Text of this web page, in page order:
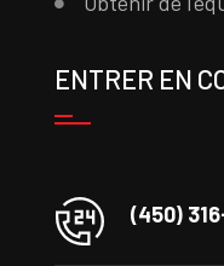
ENTRER EN
(450)